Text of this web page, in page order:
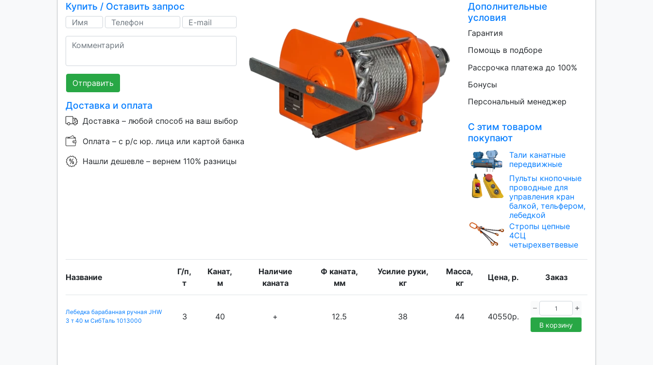
Купить / Оставить запрос
Отправить
Доставка и оплата
Доставка – любой способ на ваш выбор
Оплата – с р/с юр. лица или картой банка
Нашли дешевле – вернем 110% разницы
Дополнительные
условия
Гарантия
Помощь в подборе
Рассрочка платежа до 100%
Бонусы
Персональный менеджер
С этим товаром
покупают
Тали канатные
передвижные
Пульты кнопочные
проводные для
управления кран
балкой, тельфером,
лебедкой
Стропы цепные
4СЦ
четырехветвевые
Название
Г/п,
т
Канат,
м
Наличие
каната
Ф каната,
мм
Усилие руки,
кг
Масса,
кг
Цена, р. Заказ
Лебедка барабанная ручная JHW
3 т 40 м СибТаль 1013000
3 40 + 12.5 38 44 40550р.
В корзину